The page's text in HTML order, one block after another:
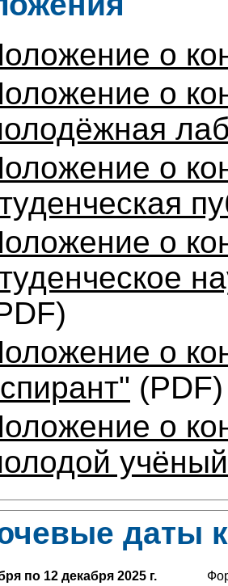
о
о
о
о
о
(PDF)
о
даты
по 12 декабря 2025 г.